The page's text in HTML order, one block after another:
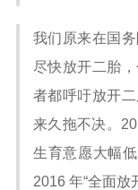
我们原来在国
尽快放开二胎
者都呼吁放开
来久拖不决。
生育意愿大幅
2016 年“全面放